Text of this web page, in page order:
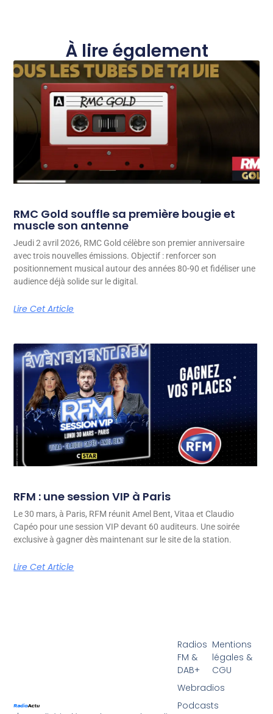
À lire également
RMC Gold souffle sa première bougie et
muscle son antenne
Jeudi 2 avril 2026, RMC Gold célèbre son premier anniversaire
avec trois nouvelles émissions. Objectif : renforcer son
positionnement musical autour des années 80-90 et fidéliser une
audience déjà solide sur le digital.
Lire Cet Article
RFM : une session VIP à Paris
Le 30 mars, à Paris, RFM réunit Amel Bent, Vitaa et Claudio
Capéo pour une session VIP devant 60 auditeurs. Une soirée
exclusive à gagner dès maintenant sur le site de la station.
Lire Cet Article
Radios
FM &
DAB+
Webradios
Podcasts
Mentions
légales &
CGU